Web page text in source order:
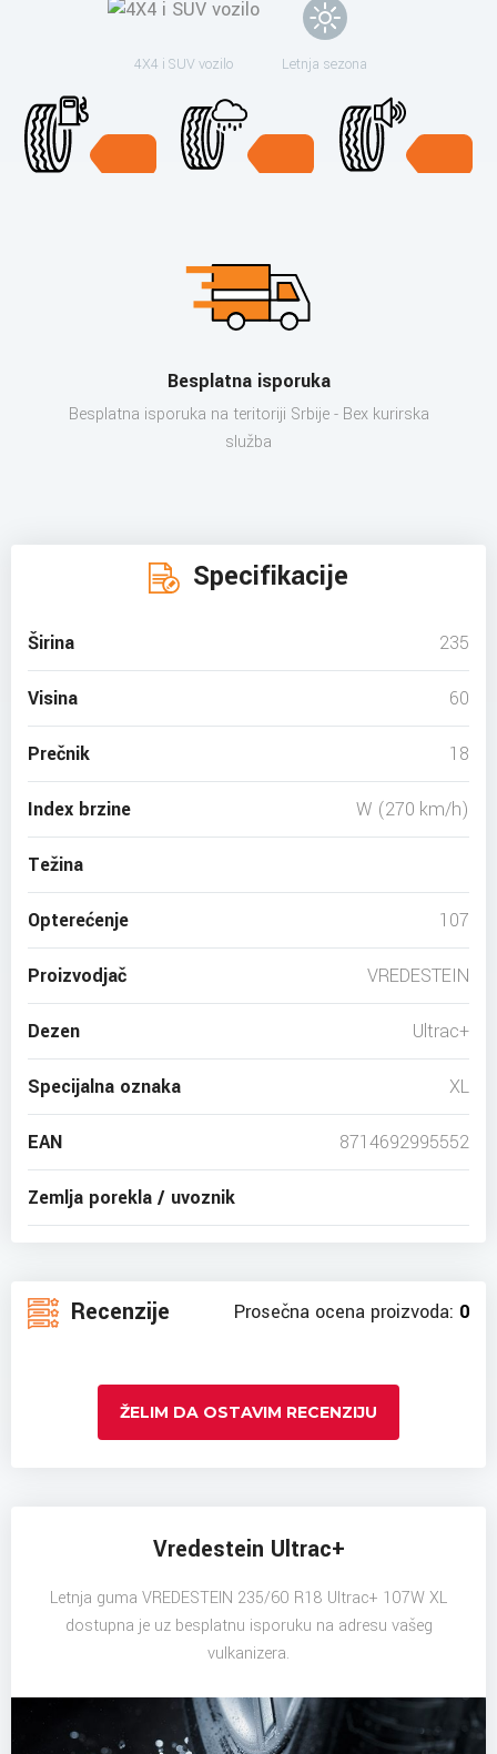
4X4 i SUV vozilo Letnja sezona
Besplatna isporuka
Besplatna isporuka na teritoriji Srbije - Bex kurirska
služba
Specifikacije
Širina 235
Visina 60
Prečnik 18
Index brzine W (270 km/h)
Težina
Opterećenje 107
Proizvodjač VREDESTEIN
Dezen Ultrac+
Specijalna oznaka XL
EAN 8714692995552
Zemlja porekla / uvoznik
Recenzije Prosečna ocena proizvoda: 0
ŽELIM DA OSTAVIM RECENZIJU
Vredestein Ultrac+
Letnja guma VREDESTEIN 235/60 R18 Ultrac+ 107W XL
dostupna je uz besplatnu isporuku na adresu vašeg
vulkanizera.